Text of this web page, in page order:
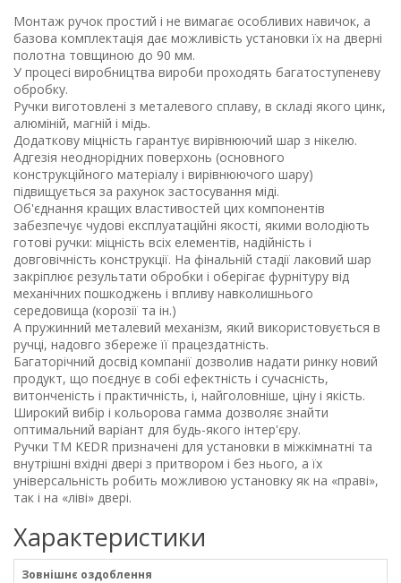
Монтаж ручок простий і не вимагає особливих навичок, а
базова комплектація дає можливість установки їх на дверні
полотна товщиною до 90 мм.
У процесі виробництва вироби проходять багатоступеневу
обробку.
Ручки виготовлені з металевого сплаву, в складі якого цинк,
алюміній, магній і мідь.
Додаткову міцність гарантує вирівнюючий шар з нікелю.
Адгезія неоднорідних поверхонь (основного
конструкційного матеріалу і вирівнюючого шару)
підвищується за рахунок застосування міді.
Об'єднання кращих властивостей цих компонентів
забезпечує чудові експлуатаційні якості, якими володіють
готові ручки: міцність всіх елементів, надійність і
довговічність конструкції. На фінальній стадії лаковий шар
закріплює результати обробки і оберігає фурнітуру від
механічних пошкоджень і впливу навколишнього
середовища (корозії та ін.)
А пружинний металевий механізм, який використовується в
ручці, надовго збереже її працездатність.
Багаторічний досвід компанії дозволив надати ринку новий
продукт, що поєднує в собі ефектність і сучасність,
витонченість і практичність, і, найголовніше, ціну і якість.
Широкий вибір і кольорова гамма дозволяє знайти
оптимальний варіант для будь-якого інтер'єру.
Ручки ТМ KEDR призначені для установки в міжкімнатні та
внутрішні вхідні двері з притвором і без нього, а їх
універсальність робить можливою установку як на «праві»,
так і на «ліві» двері.
Характеристики
Зовнішнє оздоблення